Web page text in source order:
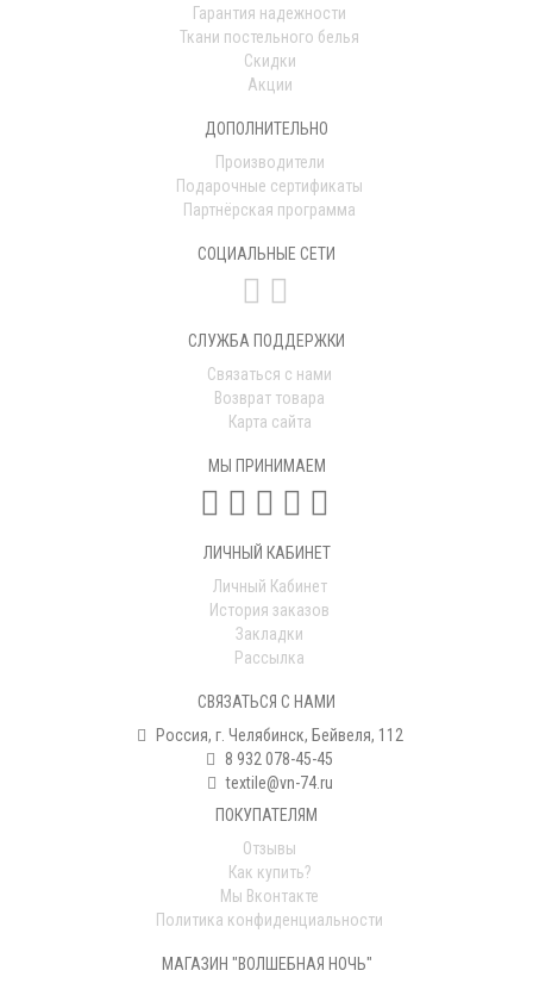
Гарантия надежности
Ткани постельного белья
Скидки
Акции
ДОПОЛНИТЕЛЬНО
Производители
Подарочные сертификаты
Партнёрская программа
СОЦИАЛЬНЫЕ СЕТИ
СЛУЖБА ПОДДЕРЖКИ
Связаться с нами
Возврат товара
Карта сайта
МЫ ПРИНИМАЕМ
ЛИЧНЫЙ КАБИНЕТ
Личный Кабинет
История заказов
Закладки
Рассылка
СВЯЗАТЬСЯ С НАМИ
Россия, г. Челябинск, Бейвеля, 112
8 932 078-45-45
textile@vn-74.ru
ПОКУПАТЕЛЯМ
Отзывы
Как купить?
Мы Вконтакте
Политика конфиденциальности
МАГАЗИН "ВОЛШЕБНАЯ НОЧЬ"